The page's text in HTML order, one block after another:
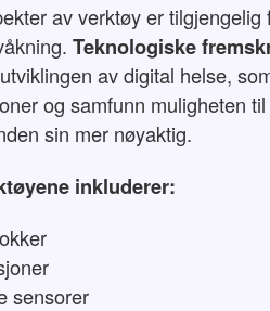
av verktøy er tilgjengelig
Teknologiske
av digital helse,
og samfunn muligheten
sin mer nøyaktig.
inkluderer:
sensorer